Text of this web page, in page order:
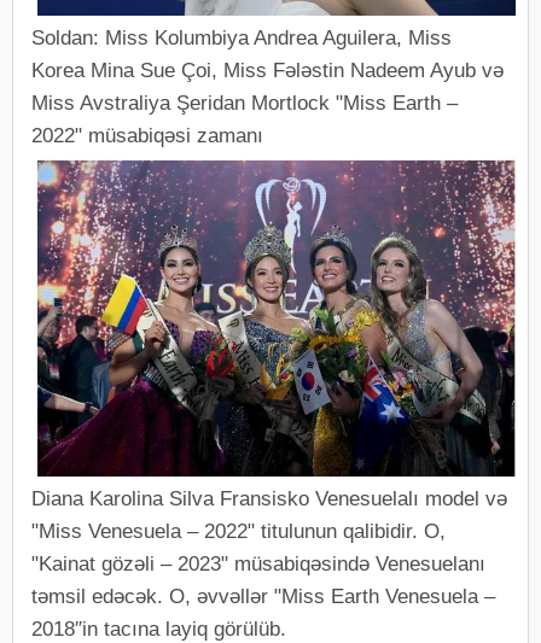
Soldan: Miss Kolumbiya Andrea Aguilera, Miss
Korea Mina Sue Çoi, Miss Fələstin Nadeem Ayub və
Miss Avstraliya Şeridan Mortlock "Miss Earth –
2022" müsabiqəsi zamanı
Diana Karolina Silva Fransisko Venesuelalı model və
"Miss Venesuela – 2022" titulunun qalibidir. O,
"Kainat gözəli – 2023" müsabiqəsində Venesuelanı
təmsil edəcək. O, əvvəllər "Miss Earth Venesuela –
2018″in tacına layiq görülüb.